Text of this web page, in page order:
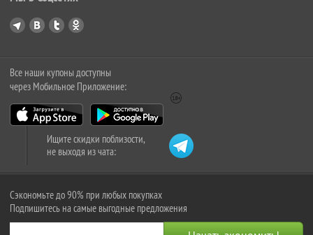
Все наши купоны доступны
через Мобильное Приложение:
Ищите скидки поблизости,
не выходя из чата:
Сэкономьте до 90% при любых покупках
Подпишитесь на самые выгодные предложения